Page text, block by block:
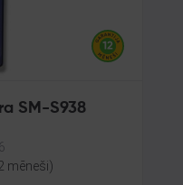
SM-S938
mēneši)